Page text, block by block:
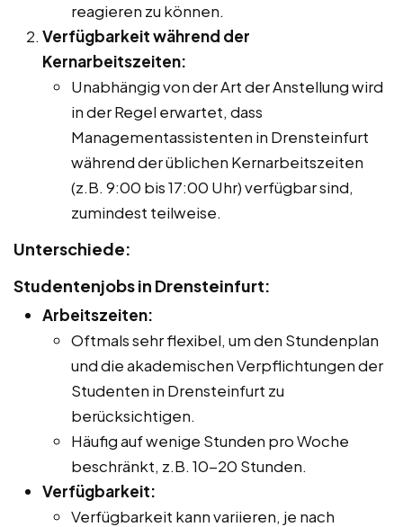
reagieren zu können.
Verfügbarkeit während der
Kernarbeitszeiten:
Unabhängig von der Art der Anstellung wird
in der Regel erwartet, dass
Managementassistenten in Drensteinfurt
während der üblichen Kernarbeitszeiten
(z.B. 9:00 bis 17:00 Uhr) verfügbar sind,
zumindest teilweise.
Unterschiede:
Studentenjobs in Drensteinfurt:
Arbeitszeiten:
Oftmals sehr flexibel, um den Stundenplan
und die akademischen Verpflichtungen der
Studenten in Drensteinfurt zu
berücksichtigen.
Häufig auf wenige Stunden pro Woche
beschränkt, z.B. 10-20 Stunden.
Verfügbarkeit:
Verfügbarkeit kann variieren, je nach